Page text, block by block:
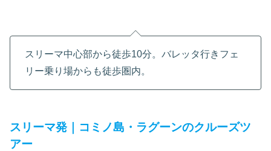
スリーマ中心部から徒歩10分。バレッタ行きフェ
リー乗り場からも徒歩圏内。
スリーマ発｜コミノ島・ラグーンのクルーズツ
アー